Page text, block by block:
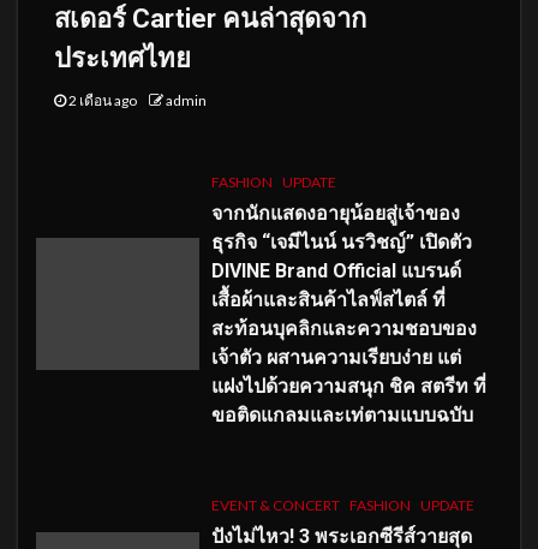
สเดอร์ Cartier คนล่าสุดจาก
ประเทศไทย
2 เดือน ago admin
FASHION UPDATE
จากนักแสดงอายุน้อยสู่เจ้าของ
ธุรกิจ “เจมีไนน์ นรวิชญ์” เปิดตัว
DIVINE Brand Official แบรนด์
เสื้อผ้าและสินค้าไลฟ์สไตล์ ที่
สะท้อนบุคลิกและความชอบของ
เจ้าตัว ผสานความเรียบง่าย แต่
แฝงไปด้วยความสนุก ชิค สตรีท ที่
ขอติดแกลมและเท่ตามแบบฉบับ
EVENT & CONCERT FASHION UPDATE
ปังไม่ไหว! 3 พระเอกซีรีส์วายสุด